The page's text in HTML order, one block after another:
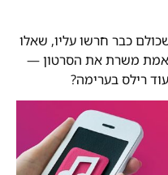
כבר חרשו עליו, שאלו
משרת את הסרטון —
רילס בערימה?